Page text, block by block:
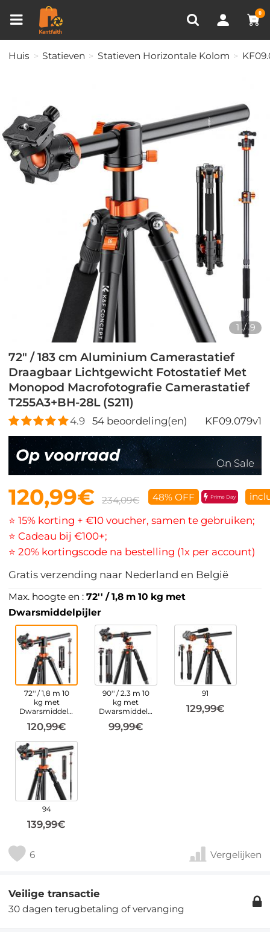
0
RECENT BEKEKEN
Huis Statieven Statieven Horizontale Kolom
1 /9
72" / 183 cm Aluminium Camerastatief
Draagbaar Lichtgewicht Fotostatief Met
Monopod Macrofotografie Camerastatief
T255A3+BH-28L (S211)
4.9 54beoordeling(en) KF09.079v1
Op voorraad On Sale
120,99€ 234,09€ 48% OFF Prime Day
⭐ 15% korting + €10 voucher, samen te gebruiken;
⭐ Cadeau bij €100+;
⭐ 20% kortingscode na bestelling (1x per account)
Gratis verzending naar Nederland en België
Max. hoogte en :72'' / 1,8 m 10 kg met
Dwarsmiddelpijler
72'' / 1,8 m 10
kg met
Dwarsmiddelpijler
120,99€
90'' / 2.3 m 10
kg met
Dwarsmiddelpijle
99,99€
91
129,99€
94
139,99€
6 Vergelijken
Veilige transactie
30 dagen terugbetaling of vervanging